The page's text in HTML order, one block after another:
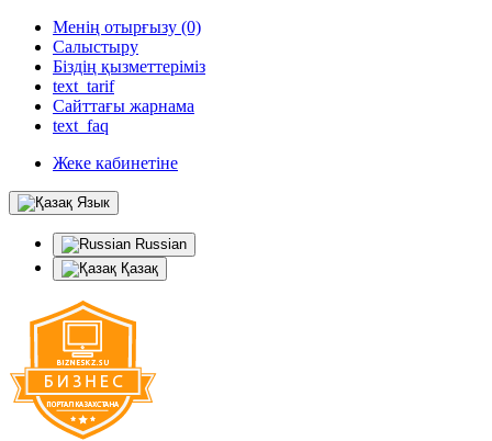
Менің отырғызу (0)
Салыстыру
Біздің қызметтеріміз
text_tarif
Сайттағы жарнама
text_faq
Жеке кабинетіне
Язык
Russian
Қазақ